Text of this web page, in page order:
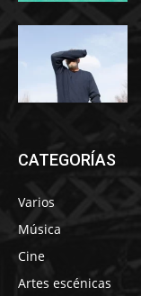
CATEGORÍAS
Varios
Música
Cine
Artes escénicas